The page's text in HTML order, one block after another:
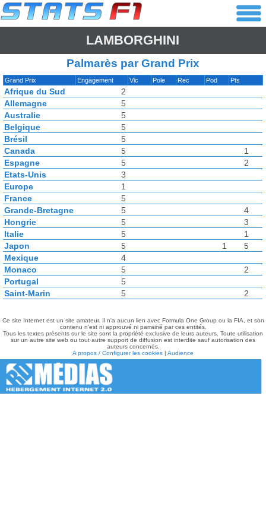
LAMBORGHINI
Palmarès par Grand Prix
Grand Prix Engagement Vic Pole Rec Pod Pts
Afrique du Sud
2
Allemagne
5
Australie
5
Belgique
5
Brésil
5
Canada
5
1
Espagne
5
2
Etats-Unis
3
Europe
1
France
5
Grande-Bretagne
5
4
Hongrie
5
3
Italie
5
1
Japon
5 1
5
Mexique
4
Monaco
5
2
Portugal
5
Saint-Marin
5 2
Ce site Internet est un site amateur. Il n'a aucun lien avec Formula One Group ou la FIA, et son
contenu n'est ni approuvé ni parrainé par ces entités.
Tous les textes présents sur le site sont la propriété exclusive de leurs auteurs. Toute utilisation
sur un autre site web ou tout autre support de diffusion est interdite sauf autorisation des
auteurs concernés.
A propos / Configurer les cookies | Audience